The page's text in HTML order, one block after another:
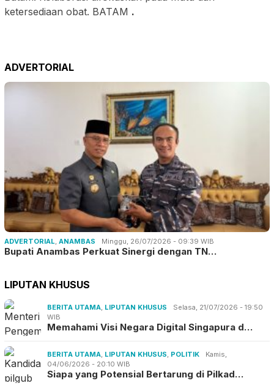
ketersediaan obat. BATAM .
ADVERTORIAL
ADVERTORIAL, ANAMBAS Minggu, 26/07/2026 - 09:39 WIB
Bupati Anambas Perkuat Sinergi dengan TN…
LIPUTAN KHUSUS
BERITA UTAMA, LIPUTAN KHUSUS
Selasa, 21/07/2026 - 19:50
WIB
Memahami Visi Negara Digital Singapura d…
BERITA UTAMA, LIPUTAN KHUSUS, POLITIK
Kamis,
04/06/2026 - 20:10 WIB
Siapa yang Potensial Bertarung di Pilkad…